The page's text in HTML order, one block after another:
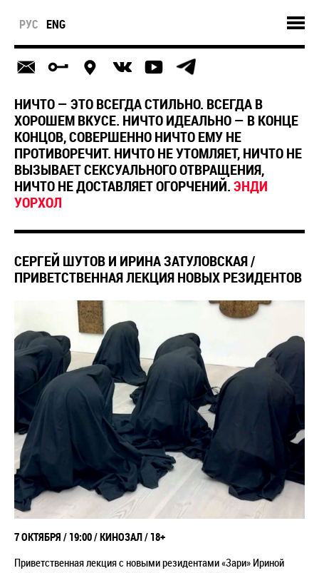
РУС ENG
НИЧТО — ЭТО ВСЕГДА СТИЛЬНО. ВСЕГДА В
ХОРОШЕМ ВКУСЕ. НИЧТО ИДЕАЛЬНО — В КОНЦЕ
КОНЦОВ, СОВЕРШЕННО НИЧТО ЕМУ НЕ
ПРОТИВОРЕЧИТ. НИЧТО НЕ УТОМЛЯЕТ, НИЧТО НЕ
ВЫЗЫВАЕТ СЕКСУАЛЬНОГО ОТВРАЩЕНИЯ,
НИЧТО НЕ ДОСТАВЛЯЕТ ОГОРЧЕНИЙ.ЭНДИ
УОРХОЛ
СЕРГЕЙ ШУТОВ И ИРИНА ЗАТУЛОВСКАЯ /
ПРИВЕТСТВЕННАЯ ЛЕКЦИЯ НОВЫХ РЕЗИДЕНТОВ
7 ОКТЯБРЯ / 19:00 / КИНОЗАЛ / 18+
Приветственная лекция с новыми резидентами «Зари» Ириной